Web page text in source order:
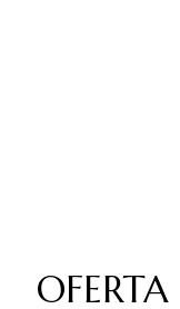
OFERTA